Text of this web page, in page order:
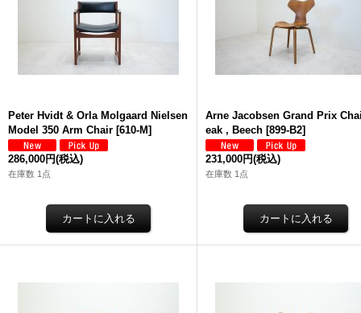
Peter Hvidt & Orla Molgaard Nielsen
Model 350 Arm Chair [610-M]
286,000円(税込)
在庫数 1点
Arne Jacobsen Grand Prix
eak , Beech [899-B2]
231,000円(税込)
在庫数 1点